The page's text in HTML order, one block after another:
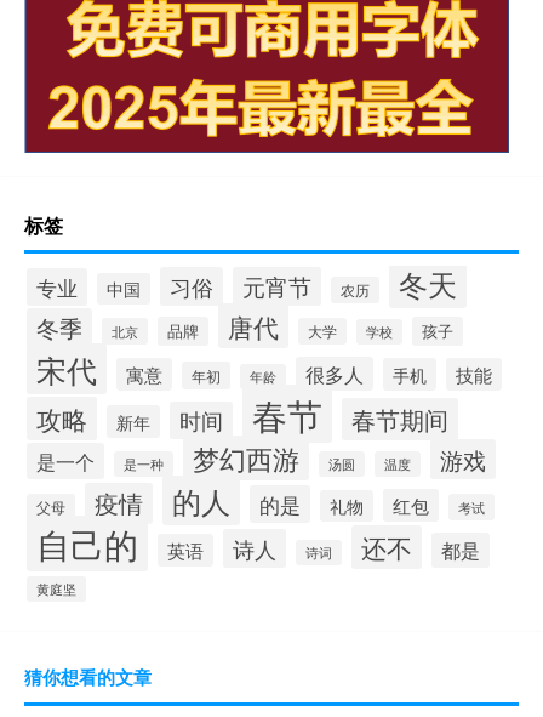
标签
专业 中国 习俗 元宵节 农历 冬天
冬季 北京 品牌 唐代 大学 学校 孩子
宋代 寓意 年初 年龄 很多人 手机 技能
攻略 新年 时间 春节 春节期间
是一个 是一种 梦幻西游 汤圆 温度 游戏
父母 疫情 的人 的是 礼物 红包 考试
自己的 英语 诗人 诗词 还不 都是
黄庭坚
猜你想看的文章